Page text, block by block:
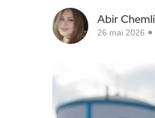
Abir Chemli
26 mai 2026